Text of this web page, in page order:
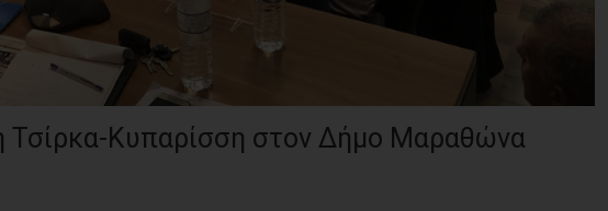
Τσίρκα-Κυπαρίσση στον Δήμο Μαραθώνα